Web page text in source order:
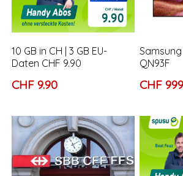
10 GB in CH | 3 GB EU-
Daten CHF 9.90
CHF 9.90
Samsung
QN93F
CHF